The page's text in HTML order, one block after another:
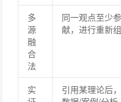
多
源
融
合
法
同一观点至少
献，进行重新
实
引用某理论后